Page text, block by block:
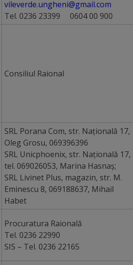
vileverde.ungheni@gmail.com
Tel. 0236 23399 0604 00 900
Consiliul Raional
SRL Porana Com, str. Națională 17,
Oleg Grosu, 069396396
SRL Unicphoenix, str. Națională 17,
tel. 069026053, Marina Hasnaș;
SRL Livinet Plus, magazin, str. M.
Eminescu 8, 069188637, Mihail
Habet
Procuratura Raională
Tel. 0236 22990
SIS – Tel. 0236 22165